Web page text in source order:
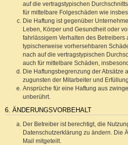
auf die vertragstypischen
für mittelbare Folgeschäden wie
Die Haftung ist gegenüber
Leben, Körper und Gesundheit oder
fahrlässigem Verhalten des Betreibers
typischerweise vorhersehbaren
nach auf die vertragstypischen
auch für mittelbare Schäden,
Die Haftungsbegrenzung der Absätze
zugunsten der Mitarbeiter und
Ansprüche für eine Haftung aus
unberührt.
6. ÄNDERUNGSVORBEHALT
Der Betreiber ist berechtigt, die
Datenschutzerklärung zu ändern. Die
Mail mitgeteilt.